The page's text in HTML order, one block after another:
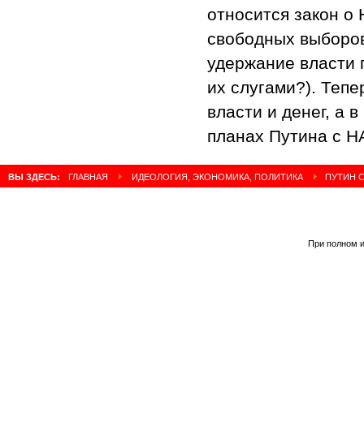
относится закон
свободных
удержание власти
их слугами?).
власти и денег, а
планах Путина с
ВЫ ЗДЕСЬ: ГЛАВНАЯ ИДЕОЛОГИЯ, ЭКОНОМИКА, ПОЛИТИКА ПУТИН
При полном